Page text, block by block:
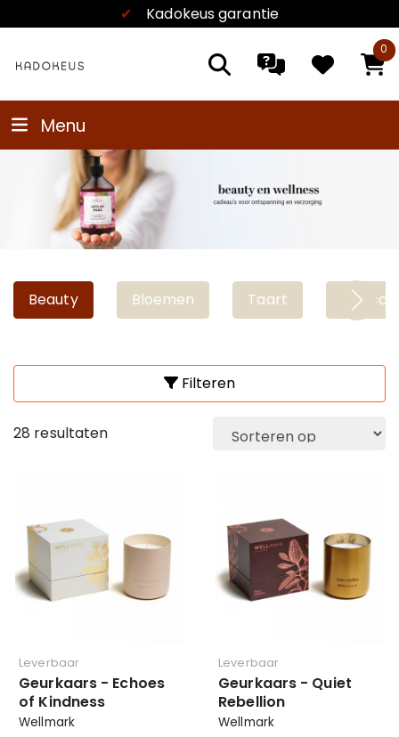
✔ Kadokeus garantie
0
Menu
Beauty Bloemen Taart
Filteren
28 resultaten
Leverbaar
Geurkaars - Echoes
of Kindness
Wellmark
Leverbaar
Geurkaars - Quiet
Rebellion
Wellmark